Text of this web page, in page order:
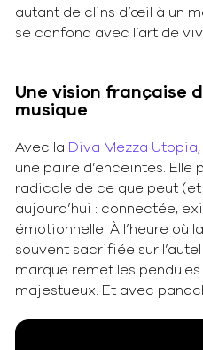
autant de clins d’œil à un
se confond avec l’art de
Une vision française
musique
Avec la Diva Mezza Utopia,
une paire d’enceintes. Elle
radicale de ce que peut
aujourd’hui : connectée,
émotionnelle. À l’heure où
souvent sacrifiée sur
marque remet les pendules
majestueux. Et avec